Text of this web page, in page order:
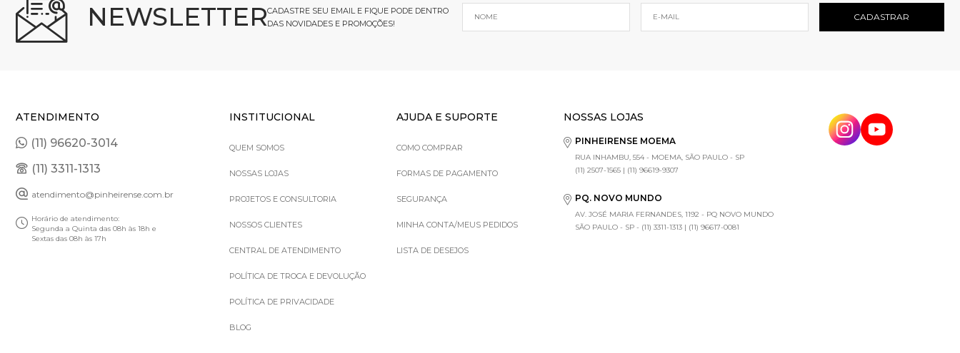
NEWSLETTERCADASTRE SEU EMAIL E FIQUE PODE DENTRO
DAS NOVIDADES E PROMOÇÕES!
ATENDIMENTO
(11) 96620-3014
(11) 3311-1313
atendimento@pinheirense.com.br
Horário de atendimento:
Segunda a Quinta das 08h às 18h e
Sextas das 08h às 17h
INSTITUCIONAL
QUEM SOMOS
NOSSAS LOJAS
PROJETOS E CONSULTORIA
NOSSOS CLIENTES
CENTRAL DE ATENDIMENTO
POLÍTICA DE TROCA E DEVOLUÇÃO
POLÍTICA DE PRIVACIDADE
BLOG
AJUDA E SUPORTE
COMO COMPRAR
FORMAS DE PAGAMENTO
SEGURANÇA
MINHA CONTA/MEUS PEDIDOS
LISTA DE DESEJOS
NOSSAS LOJAS
PINHEIRENSE MOEMA
RUA INHAMBU, 554 - MOEMA, SÃO PAULO - SP
(11) 2507-1565 | (11) 96619-9307
PQ. NOVO MUNDO
AV. JOSÉ MARIA FERNANDES, 1192 - PQ NOVO MUNDO
SÃO PAULO - SP - (11) 3311-1313 | (11) 96617-0081